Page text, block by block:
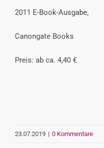
2011 E-Book-Ausgabe,
Canongate Books
Preis: ab ca. 4,40 €
23.07.2019 | 0 Kommentare